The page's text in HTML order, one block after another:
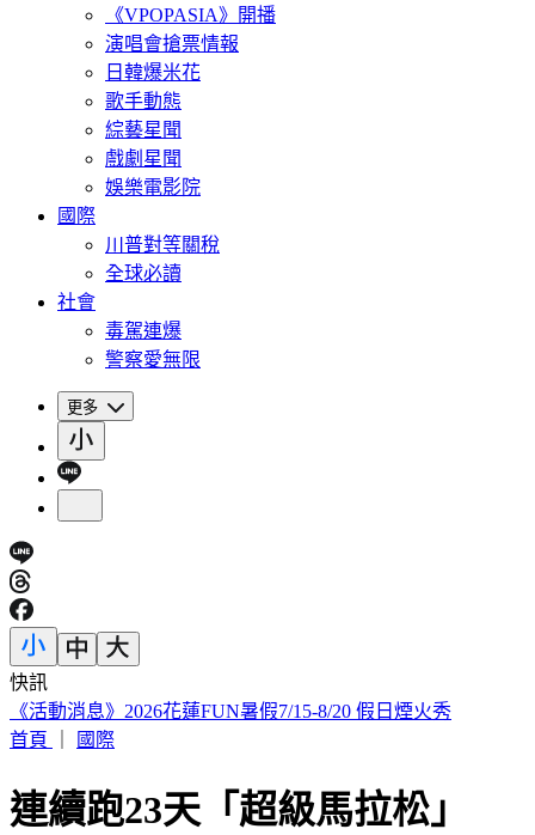
《VPOPASIA》開播
演唱會搶票情報
日韓爆米花
歌手動態
綜藝星聞
戲劇星聞
娛樂電影院
國際
川普對等關稅
全球必讀
社會
毒駕連爆
警察愛無限
更多
快訊
女大生提嬰屍報案遭聲押 法官認無滅證「裁定請回」
首頁
國際
連續跑23天「超級馬拉松」